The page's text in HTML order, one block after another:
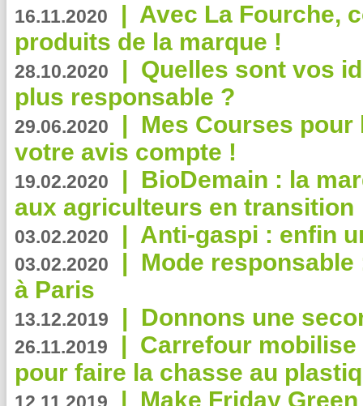
16.11.2020 | Avec La Fourche,
produits de la marque !
28.10.2020 | Quelles sont vos
plus responsable ?
29.06.2020 | Mes Courses pour
votre avis compte !
19.02.2020 | BioDemain : la
aux agriculteurs en transition
03.02.2020 | Anti-gaspi : enfin
03.02.2020 | Mode
à Paris
13.12.2019 | Donnons une
26.11.2019 | Carrefour
pour faire la chasse au
| Make Friday